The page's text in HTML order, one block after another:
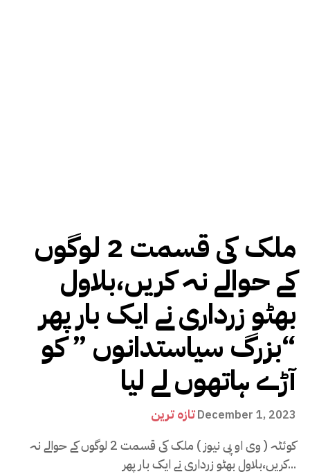
ملک کی قسمت 2 لوگوں
کے حوالے نہ کریں،بلاول
بھٹو زرداری نے ایک بار پھر
“بزرگ سیاستدانوں ” کو
آڑے ہاتھوں لے لیا
تازہ ترینDecember 1, 2023
کوئٹہ ( وی او پی نیوز ) ملک کی قسمت 2 لوگوں کے حوالے نہ
کریں،بلاول بھٹو زرداری نے ایک بار پھر...